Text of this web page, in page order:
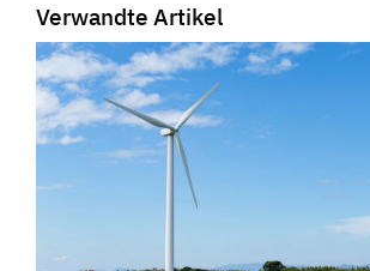
Verwandte Artikel